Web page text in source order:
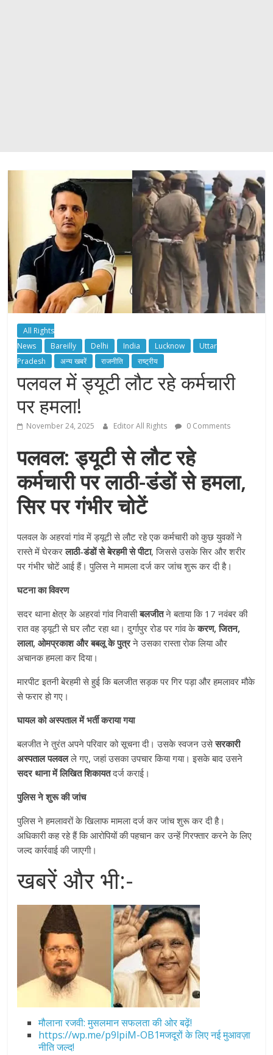
All Rights
News
Bareilly Delhi India Lucknow
Uttar
Pradesh
अन्य खबरें राजनीति राष्ट्रीय
पलवल में ड्यूटी लौट रहे कर्मचारी
पर हमला!
November 24, 2025 Editor All Rights 0 Comments
पलवल: ड्यूटी से लौट रहे
कर्मचारी पर लाठी-डंडों से हमला,
सिर पर गंभीर चोटें
पलवल के अहरवां गांव में ड्यूटी से लौट रहे एक कर्मचारी को कुछ युवकों ने
रास्ते में घेरकरलाठी-डंडों से बेरहमी से पीटा, जिससे उसके सिर और शरीर
पर गंभीर चोटें आई हैं। पुलिस ने मामला दर्ज कर जांच शुरू कर दी है।
घटना का विवरण
सदर थाना क्षेत्र के अहरवां गांव निवासीबलजीतने बताया कि 17 नवंबर की
रात वह ड्यूटी से घर लौट रहा था। दुर्गापुर रोड पर गांव केकरण, जितन,
लाला, ओमप्रकाश और बबलू के पुत्रने उसका रास्ता रोक लिया और
अचानक हमला कर दिया।
मारपीट इतनी बेरहमी से हुई कि बलजीत सड़क पर गिर पड़ा और हमलावर मौके
से फरार हो गए।
घायल को अस्पताल में भर्ती कराया गया
बलजीत ने तुरंत अपने परिवार को सूचना दी। उसके स्वजन उसेसरकारी
अस्पताल पलवलले गए, जहां उसका उपचार किया गया। इसके बाद उसने
सदर थाना में लिखित शिकायतदर्ज कराई।
पुलिस ने शुरू की जांच
पुलिस ने हमलावरों के खिलाफ मामला दर्ज कर जांच शुरू कर दी है।
अधिकारी कह रहे हैं कि आरोपियों की पहचान कर उन्हें गिरफ्तार करने के लिए
जल्द कार्रवाई की जाएगी।
खबरें और भी:-
मौलाना रजवी: मुसलमान सफलता की ओर बढ़ें!
https://wp.me/p9lpiM-OB1मजदूरों के लिए नई मुआवज़ा
नीति जल्द!